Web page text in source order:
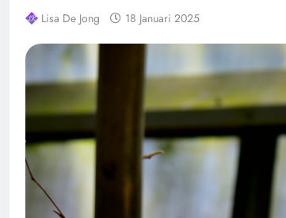
Lisa De Jong 18 Januari 2025